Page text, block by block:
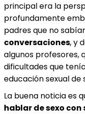
principal era la
profundamente
padres que no
conversaciones, y
algunos profesores,
dificultades que
educación sexual de
La buena noticia es
hablar de sexo con